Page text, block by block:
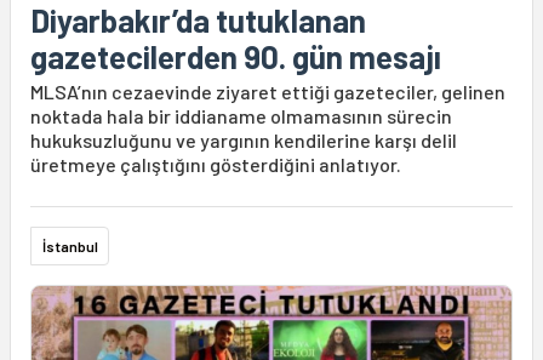
Diyarbakır’da tutuklanan
gazetecilerden 90. gün mesajı
MLSA’nın cezaevinde ziyaret ettiği gazeteciler, gelinen
noktada hala bir iddianame olmamasının sürecin
hukuksuzluğunu ve yargının kendilerine karşı delil
üretmeye çalıştığını gösterdiğini anlatıyor.
İstanbul